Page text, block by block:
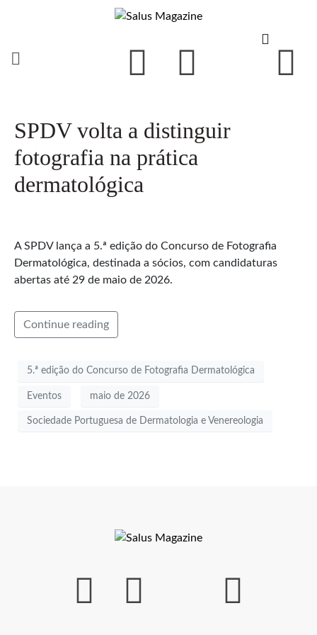
SPDV volta a distinguir
fotografia na prática
dermatológica
A SPDV lança a 5.ª edição do Concurso de Fotografia
Dermatológica, destinada a sócios, com candidaturas
abertas até 29 de maio de 2026.
Continue reading
5.ª edição do Concurso de Fotografia Dermatológica
Eventos maio de 2026
Sociedade Portuguesa de Dermatologia e Venereologia